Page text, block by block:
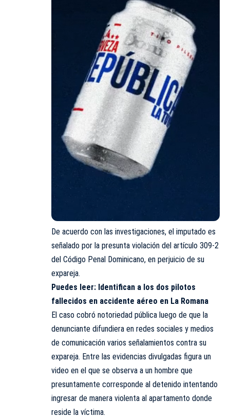
De acuerdo con las investigaciones, el imputado es
señalado por la presunta violación del artículo 309-2
del Código Penal Dominicano, en perjuicio de su
expareja.
Puedes leer: Identifican a los dos pilotos
fallecidos en accidente aéreo en La Romana
El caso cobró notoriedad pública luego de que la
denunciante difundiera en redes sociales y medios
de comunicación varios señalamientos contra su
expareja. Entre las evidencias divulgadas figura un
video en el que se observa a un hombre que
presuntamente corresponde al detenido intentando
ingresar de manera violenta al apartamento donde
reside la víctima.